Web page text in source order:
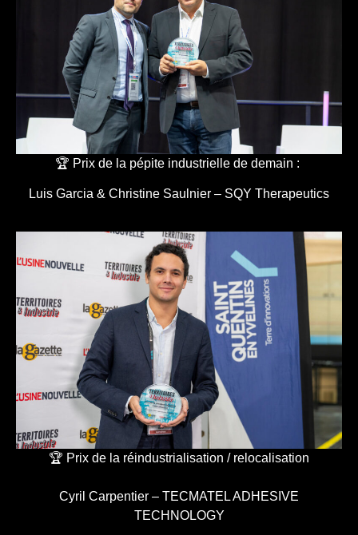
🏆 Prix de la pépite industrielle de demain :
Luis Garcia & Christine Saulnier – SQY Therapeutics
🏆 Prix de la réindustrialisation / relocalisation
Cyril Carpentier – TECMATEL ADHESIVE
TECHNOLOGY